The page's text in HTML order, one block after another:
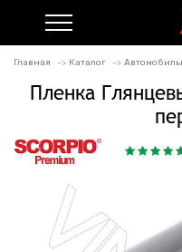
Главная Каталог
Пленка